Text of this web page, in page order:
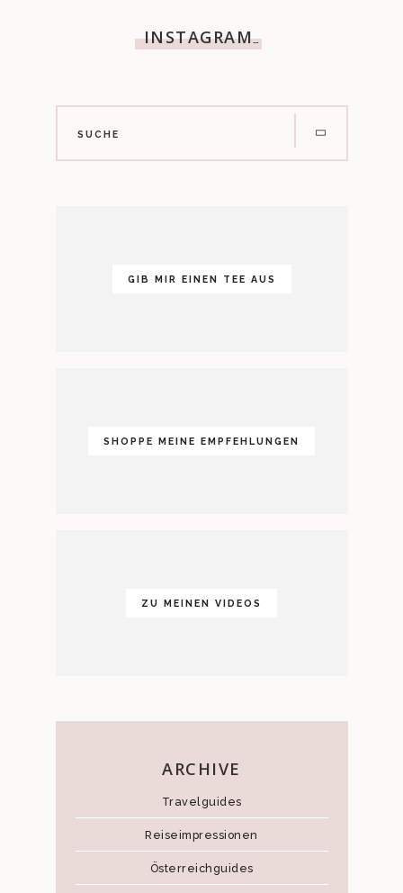
INSTAGRAM…
GIB MIR EINEN TEE AUS
SHOPPE MEINE EMPFEHLUNGEN
ZU MEINEN VIDEOS
ARCHIVE
Travelguides
Reiseimpressionen
Österreichguides